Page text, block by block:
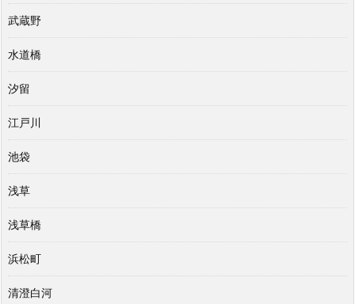
武蔵野
水道橋
汐留
江戸川
池袋
浅草
浅草橋
浜松町
清澄白河